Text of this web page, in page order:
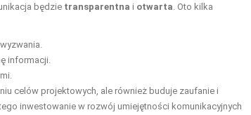
będzie transparentna i otwarta . Oto kilka
informacji.
celów projektowych, ale również buduje zaufanie i
inwestowanie w rozwój umiejętności komunikacyjnych